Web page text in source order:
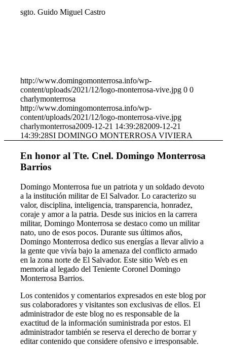
sgto. Guido Miguel Castro
http://www.domingomonterrosa.info/wp-
content/uploads/2021/12/logo-monterrosa-vive.jpg 0 0
charlymonterrosa
http://www.domingomonterrosa.info/wp-
content/uploads/2021/12/logo-monterrosa-vive.jpg
charlymonterrosa2009-12-21 14:39:282009-12-21
14:39:28SI DOMINGO MONTERROSA VIVIERA
En honor al Tte. Cnel. Domingo Monterrosa
Barrios
Domingo Monterrosa fue un patriota y un soldado devoto
a la institución militar de El Salvador. Lo caracterizo su
valor, disciplina, inteligencia, transparencia, honradez,
coraje y amor a la patria. Desde sus inicios en la carrera
militar, Domingo Monterrosa se destaco como un militar
nato, uno de esos pocos. Durante sus últimos años,
Domingo Monterrosa dedico sus energías a llevar alivio a
la gente que vivía bajo la amenaza del conflicto armado
en la zona norte de El Salvador. Este sitio Web es en
memoria al legado del Teniente Coronel Domingo
Monterrosa Barrios.
Los contenidos y comentarios expresados en este blog por
sus colaboradores y visitantes son exclusivas de ellos. El
administrador de este blog no es responsable de la
exactitud de la información suministrada por estos. El
administrador también se reserva el derecho de borrar y
editar contenido que considere ofensivo e irresponsable.